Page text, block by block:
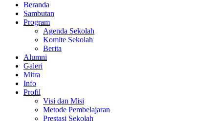
Beranda
Sambutan
Program
Agenda Sekolah
Komite Sekolah
Berita
Alumni
Galeri
Mitra
Info
Profil
Visi dan Misi
Metode Pembelajaran
Prestasi Sekolah